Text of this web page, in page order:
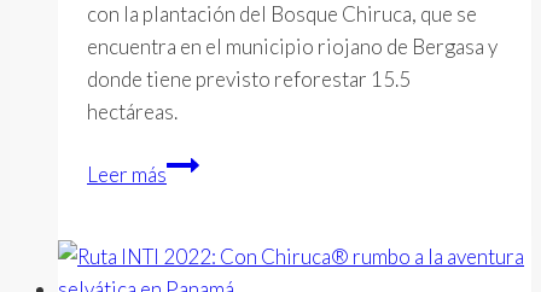
con la plantación del Bosque Chiruca, que se
encuentra en el municipio riojano de Bergasa y
donde tiene previsto reforestar 15.5
hectáreas.
Leer másEl
sigue